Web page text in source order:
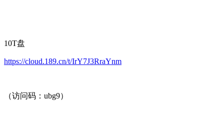
10T盘
https://cloud.189.cn/t/IrY7J3RraYnm
（访问码：ubg9）